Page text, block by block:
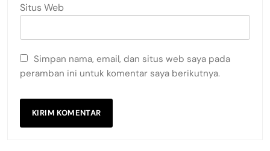
Situs Web
Simpan nama, email, dan situs web saya pada
peramban ini untuk komentar saya berikutnya.